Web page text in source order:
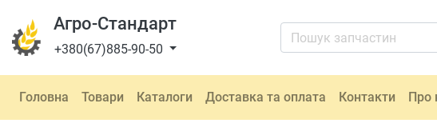
Агро-Стандарт
+380(67)885-90-50
Головна Товари Каталоги Доставка та оплата Контакти Про